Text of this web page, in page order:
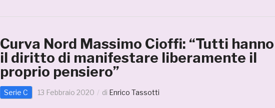
Curva Nord Massimo Cioffi: “Tutti hanno
il diritto di manifestare liberamente il
proprio pensiero”
Serie C 13 Febbraio 2020 di Enrico Tassotti